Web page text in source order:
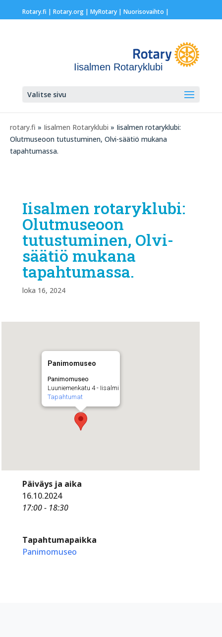
Rotary.fi | Rotary.org| MyRotary | Nuorisovaihto |
Iisalmen Rotaryklubi
Valitse sivu
rotary.fi » Iisalmen Rotaryklubi » Iisalmen rotaryklubi:
Olutmuseoon tutustuminen, Olvi-säätiö mukana
tapahtumassa.
Iisalmen rotaryklubi:
Olutmuseoon
tutustuminen, Olvi-
säätiö mukana
tapahtumassa.
loka 16, 2024
Panimomuseo
Panimomuseo
Luuniemenkatu 4 - Iisalmi
Tapahtumat
Päiväys ja aika
16.10.2024
17:00 - 18:30
Tapahtumapaikka
Panimomuseo